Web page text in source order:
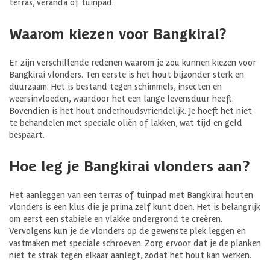
Waarom kiezen voor Bangkirai?
Er zijn verschillende redenen waarom je zou kunnen kiezen voor
Bangkirai vlonders. Ten eerste is het hout bijzonder sterk en
duurzaam. Het is bestand tegen schimmels, insecten en
weersinvloeden, waardoor het een lange levensduur heeft.
Bovendien is het hout onderhoudsvriendelijk. Je hoeft het niet
te behandelen met speciale oliën of lakken, wat tijd en geld
bespaart.
Hoe leg je Bangkirai vlonders aan?
Het aanleggen van een terras of tuinpad met Bangkirai houten
vlonders is een klus die je prima zelf kunt doen. Het is belangrijk
om eerst een stabiele en vlakke ondergrond te creëren.
Vervolgens kun je de vlonders op de gewenste plek leggen en
vastmaken met speciale schroeven. Zorg ervoor dat je de planken
niet te strak tegen elkaar aanlegt, zodat het hout kan werken.